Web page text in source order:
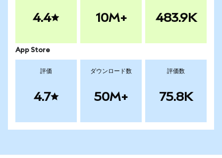
4.4 10M+ 483.9K
App Store
評価
4.7
ダウンロード数
50M+
評価数
75.8K